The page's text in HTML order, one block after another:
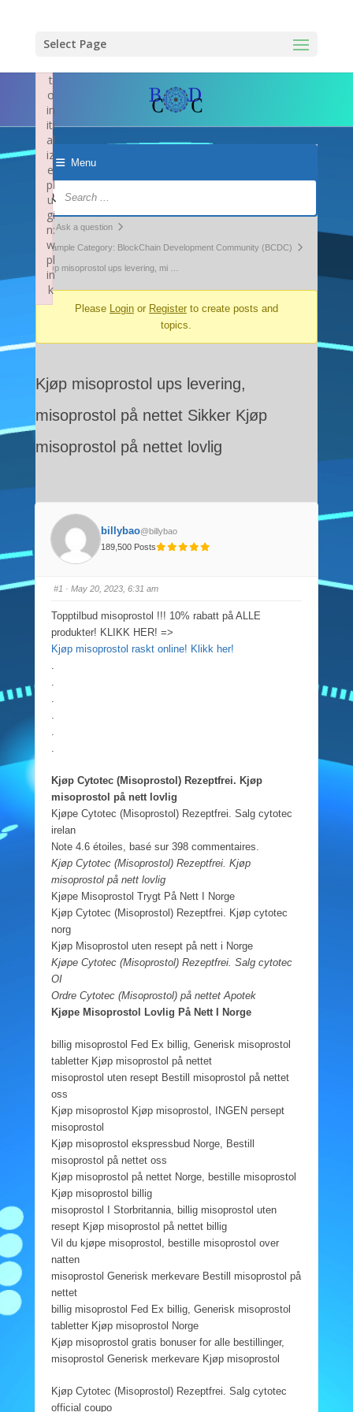
Select Page
Menu
Forum
Navigation
Forum
breadcrumbs
You
are
Ask a question
Example Category: BlockChain Development Community (BCDC)
Kjøp misoprostol ups levering, mi …
Please Loginor Registerto create posts and
topics.
Kjøp misoprostol ups levering,
misoprostol på nettet Sikker Kjøp
misoprostol på nettet lovlig
billybao@billybao
189,500 Posts
#1 · May 20, 2023, 6:31 am
Topptilbud misoprostol !!! 10% rabatt på ALLE
produkter! KLIKK HER! =>
Kjøp misoprostol raskt online! Klikk her!
Kjøp Cytotec (Misoprostol) Rezeptfrei. Kjøp
misoprostol på nett lovlig
Kjøpe Cytotec (Misoprostol) Rezeptfrei. Salg cytotec
irelan
Note 4.6 étoiles, basé sur 398 commentaires.
Kjøp Cytotec (Misoprostol) Rezeptfrei. Kjøp
misoprostol på nett lovlig
Kjøpe Misoprostol Trygt På Nett I Norge
Kjøp Cytotec (Misoprostol) Rezeptfrei. Kjøp cytotec
norg
Kjøp Misoprostol uten resept på nett i Norge
Kjøpe Cytotec (Misoprostol) Rezeptfrei. Salg cytotec
OI
Ordre Cytotec (Misoprostol) på nettet Apotek
Kjøpe Misoprostol Lovlig På Nett I Norge
billig misoprostol Fed Ex billig, Generisk misoprostol
tabletter Kjøp misoprostol på nettet
misoprostol uten resept Bestill misoprostol på nettet
oss
Kjøp misoprostol Kjøp misoprostol, INGEN persept
misoprostol
Kjøp misoprostol ekspressbud Norge, Bestill
misoprostol på nettet oss
Kjøp misoprostol på nettet Norge, bestille misoprostol
Kjøp misoprostol billig
misoprostol I Storbritannia, billig misoprostol uten
resept Kjøp misoprostol på nettet billig
Vil du kjøpe misoprostol, bestille misoprostol over
natten
misoprostol Generisk merkevare Bestill misoprostol på
nettet
billig misoprostol Fed Ex billig, Generisk misoprostol
tabletter Kjøp misoprostol Norge
Kjøp misoprostol gratis bonuser for alle bestillinger,
misoprostol Generisk merkevare Kjøp misoprostol
Kjøp Cytotec (Misoprostol) Rezeptfrei. Salg cytotec
official coupo
le
t
o
in
iti
al
iz
e
pl
u
gi
n:
w
pl
in
k
Failed to initialize plugin: wplink